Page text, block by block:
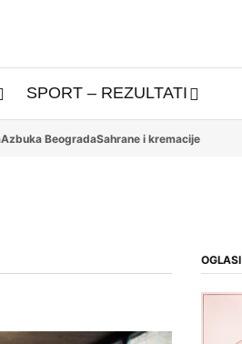
SPORT – REZULTATI
Azbuka BeogradaSahrane i kremacije
OGLASI